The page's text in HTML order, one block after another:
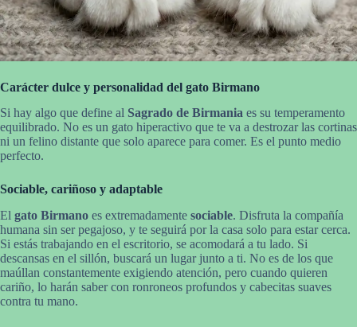
Carácter dulce y personalidad del gato Birmano
Si hay algo que define al Sagrado de Birmania es su temperamento
equilibrado. No es un gato hiperactivo que te va a destrozar las cortinas
ni un felino distante que solo aparece para comer. Es el punto medio
perfecto.
Sociable, cariñoso y adaptable
El gato Birmano es extremadamente sociable. Disfruta la compañía
humana sin ser pegajoso, y te seguirá por la casa solo para estar cerca.
Si estás trabajando en el escritorio, se acomodará a tu lado. Si
descansas en el sillón, buscará un lugar junto a ti. No es de los que
maúllan constantemente exigiendo atención, pero cuando quieren
cariño, lo harán saber con ronroneos profundos y cabecitas suaves
contra tu mano.